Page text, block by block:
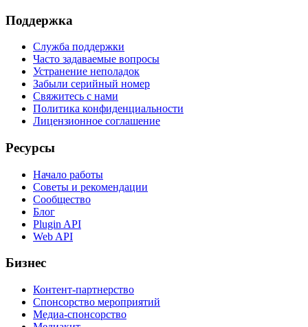
Поддержка
Служба поддержки
Часто задаваемые вопросы
Устранение неполадок
Забыли серийный номер
Свяжитесь с нами
Политика конфиденциальности
Лицензионное соглашение
Ресурсы
Начало работы
Советы и рекомендации
Сообщество
Блог
Plugin API
Web API
Бизнес
Контент-партнерство
Спонсорство мероприятий
Медиа-спонсорство